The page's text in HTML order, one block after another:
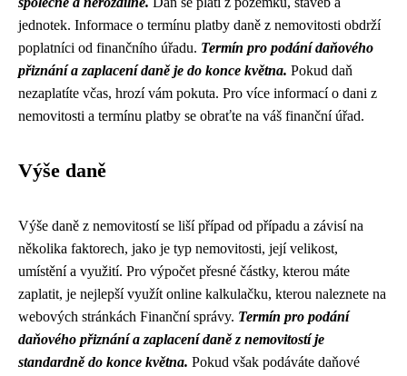
jednotek. Informace o termínu platby daně z nemovitosti obdrží
poplatníci od finančního úřadu. Termín pro podání daňového
přiznání a zaplacení daně je do konce května. Pokud daň
nezaplatíte včas, hrozí vám pokuta. Pro více informací o dani z
nemovitosti a termínu platby se obraťte na váš finanční úřad.
Výše daně
Výše daně z nemovitostí se liší případ od případu a závisí na
několika faktorech, jako je typ nemovitosti, její velikost,
umístění a využití. Pro výpočet přesné částky, kterou máte
zaplatit, je nejlepší využít online kalkulačku, kterou naleznete na
webových stránkách Finanční správy. Termín pro podání
daňového přiznání a zaplacení daně z nemovitostí je
standardně do konce května. Pokud však podáváte daňové